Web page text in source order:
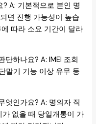
A: 기본적으로 본인 명
면 진행 가능성이 높습
따라 소요 기간이 달라
하나요? A: IMEI 조회
말기 기능 이상 유무 등
엇인가요? A: 명의자 직
가 없을 때 당일개통이 가